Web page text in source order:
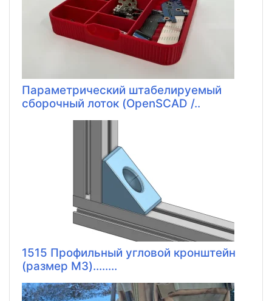
Параметрический штабелируемый
сборочный лоток (OpenSCAD /..
1515 Профильный угловой кронштейн
(размер M3)........